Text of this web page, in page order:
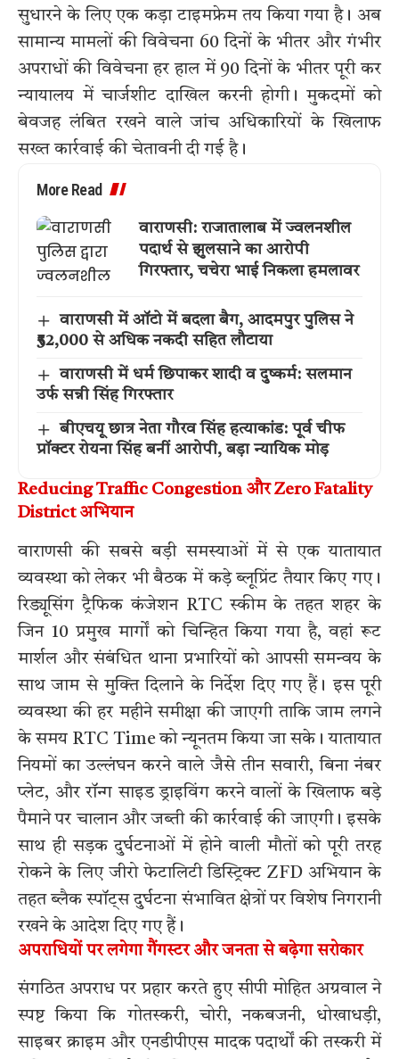
सुधारने के लिए एक कड़ा टाइमफ्रेम तय किया गया है। अब
सामान्य मामलों की विवेचना 60 दिनों के भीतर और गंभीर
अपराधों की विवेचना हर हाल में 90 दिनों के भीतर पूरी कर
न्यायालय में चार्जशीट दाखिल करनी होगी। मुकदमों को
बेवजह लंबित रखने वाले जांच अधिकारियों के खिलाफ
सख्त कार्रवाई की चेतावनी दी गई है।
More Read
वाराणसी: राजातालाब में ज्वलनशील
पदार्थ से झुलसाने का आरोपी
गिरफ्तार, चचेरा भाई निकला हमलावर
वाराणसी में ऑटो में बदला बैग, आदमपुर पुलिस ने
₹52,000 से अधिक नकदी सहित लौटाया
वाराणसी में धर्म छिपाकर शादी व दुष्कर्म: सलमान
उर्फ सन्नी सिंह गिरफ्तार
बीएचयू छात्र नेता गौरव सिंह हत्याकांड: पूर्व चीफ
प्रॉक्टर रोयना सिंह बनीं आरोपी, बड़ा न्यायिक मोड़
Reducing Traffic Congestion और Zero Fatality
District अभियान
वाराणसी की सबसे बड़ी समस्याओं में से एक यातायात
व्यवस्था को लेकर भी बैठक में कड़े ब्लूप्रिंट तैयार किए गए।
रिड्यूसिंग ट्रैफिक कंजेशन RTC स्कीम के तहत शहर के
जिन 10 प्रमुख मार्गों को चिन्हित किया गया है, वहां रूट
मार्शल और संबंधित थाना प्रभारियों को आपसी समन्वय के
साथ जाम से मुक्ति दिलाने के निर्देश दिए गए हैं। इस पूरी
व्यवस्था की हर महीने समीक्षा की जाएगी ताकि जाम लगने
के समय RTC Time को न्यूनतम किया जा सके। यातायात
नियमों का उल्लंघन करने वाले जैसे तीन सवारी, बिना नंबर
प्लेट, और रॉन्ग साइड ड्राइविंग करने वालों के खिलाफ बड़े
पैमाने पर चालान और जब्ती की कार्रवाई की जाएगी। इसके
साथ ही सड़क दुर्घटनाओं में होने वाली मौतों को पूरी तरह
रोकने के लिए जीरो फेटालिटी डिस्ट्रिक्ट ZFD अभियान के
तहत ब्लैक स्पॉट्स दुर्घटना संभावित क्षेत्रों पर विशेष निगरानी
रखने के आदेश दिए गए हैं।
अपराधियों पर लगेगा गैंगस्टर और जनता से बढ़ेगा सरोकार
संगठित अपराध पर प्रहार करते हुए सीपी मोहित अग्रवाल ने
स्पष्ट किया कि गोतस्करी, चोरी, नकबजनी, धोखाधड़ी,
साइबर क्राइम और एनडीपीएस मादक पदार्थों की तस्करी में